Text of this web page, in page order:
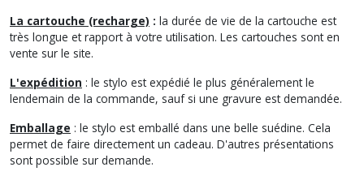
La cartouche (recharge) : la durée de vie de la cartouche est
très longue et rapport à votre utilisation. Les cartouches sont en
vente sur le site.
L'expédition : le stylo est expédié le plus généralement le
lendemain de la commande, sauf si une gravure est demandée.
Emballage : le stylo est emballé dans une belle suédine. Cela
permet de faire directement un cadeau. D'autres présentations
sont possible sur demande.